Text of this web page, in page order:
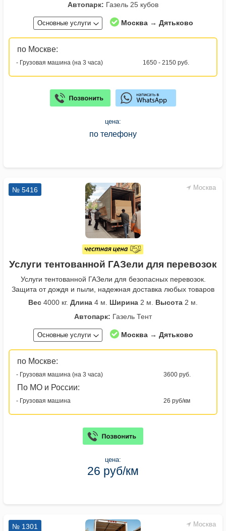
Автопарк: Газель 25 кубов
Основные услуги Москва → Дятьково
по Москве:
- Грузовая машина (на 3 часа) 1650 - 2150 руб.
цена:
по телефону
Москва
№ 5416
Услуги тентованной ГАЗели для перевозок
Услуги тентованной ГАЗели для безопасных перевозок.
Защита от дождя и пыли, надежная доставка любых товаров
Вес 4000 кг. Длина 4 м. Ширина 2 м. Высота 2 м.
Автопарк: Газель Тент
Основные услуги Москва → Дятьково
по Москве:
- Грузовая машина (на 3 часа) 3600 руб.
По МО и России:
- Грузовая машина 26 руб/км
цена:
26 руб/км
Москва
№ 1301